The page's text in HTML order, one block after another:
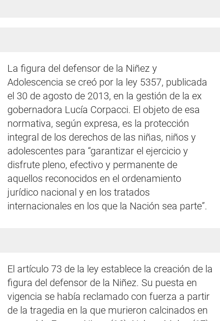
La figura del defensor de la Niñez y
Adolescencia se creó por la ley 5357, publicada
el 30 de agosto de 2013, en la gestión de la ex
gobernadora Lucía Corpacci. El objeto de esa
normativa, según expresa, es la protección
integral de los derechos de las niñas, niños y
adolescentes para “garantizar el ejercicio y
disfrute pleno, efectivo y permanente de
aquellos reconocidos en el ordenamiento
jurídico nacional y en los tratados
internacionales en los que la Nación sea parte”.
El artículo 73 de la ley establece la creación de la
figura del defensor de la Niñez. Su puesta en
vigencia se había reclamado con fuerza a partir
de la tragedia en la que murieron calcinados en